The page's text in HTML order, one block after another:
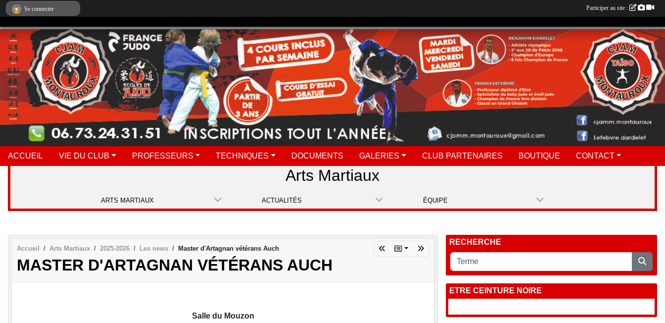
ACCUEIL VIE DU CLUB PROFESSEURS TECHNIQUES DOCUMENTS GALERIES CLUB PARTENAIRES BOUTIQUE CONTACT
Arts Martiaux
ARTS MARTIAUX ACTUALITÉS ÉQUIPE
Accueil Arts Martiaux 2025-2026 Les news Master d'Artagnan vétérans Auch
MASTER D'ARTAGNAN VÉTÉRANS AUCH
Salle du Mouzon
RECHERCHE
ETRE CEINTURE NOIRE
Se connecter Participer au site :
Panneau de gestion des cookies